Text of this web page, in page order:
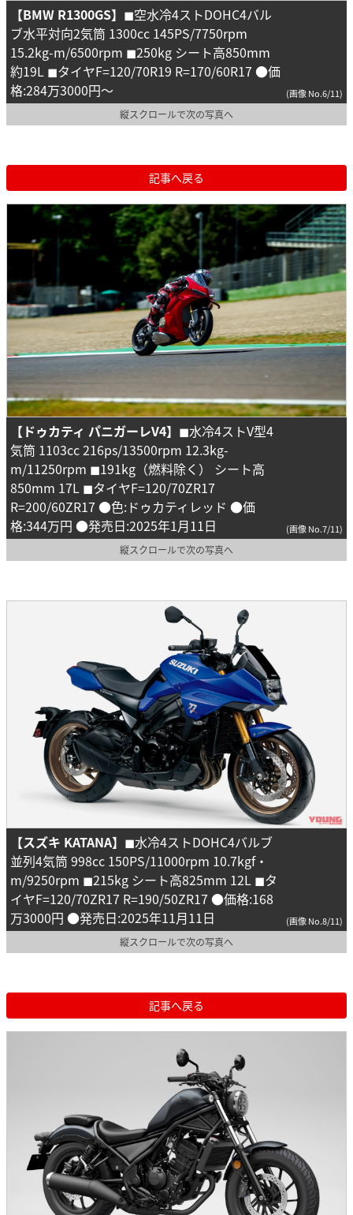
【BMW R1300GS】 ◼︎空水冷4ストDOHC4バル
ブ水平対向2気筒 1300cc 145PS/7750rpm
15.2kg-m/6500rpm ◼︎250kg シート高850mm
約19L ◼︎タイヤF=120/70R19 R=170/60R17 ●価
格:284万3000円〜
(画像 No.6/11)
縦スクロールで次の写真へ
記事へ戻る
【ドゥカティ パニガーレV4】 ◼︎水冷4ストV型4
気筒 1103cc 216ps/13500rpm 12.3kg-
m/11250rpm ◼︎191kg（燃料除く） シート高
850mm 17L ◼︎タイヤF=120/70ZR17
R=200/60ZR17 ●色:ドゥカティレッド ●価
格:344万円 ●発売日:2025年1月11日
(画像 No.7/11)
縦スクロールで次の写真へ
【スズキ KATANA】 ◼︎水冷4ストDOHC4バルブ
並列4気筒 998cc 150PS/11000rpm 10.7kgf・
m/9250rpm ◼︎215kg シート高825mm 12L ◼︎タ
イヤF=120/70ZR17 R=190/50ZR17 ●価格:168
万3000円 ●発売日:2025年11月11日
(画像 No.8/11)
縦スクロールで次の写真へ
記事へ戻る